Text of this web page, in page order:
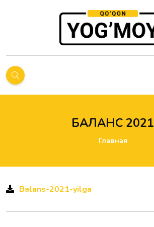
БАЛАНС 2021
Главная
Balans-2021-yilga